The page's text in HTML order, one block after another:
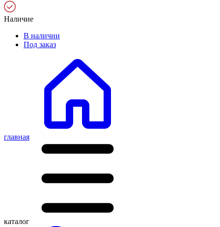
Наличие
В наличии
Под заказ
главная
каталог